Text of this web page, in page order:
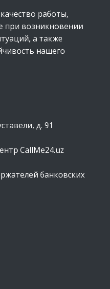
работы,
при возникновении
а также
нашего
д. 91
CallMe24.uz
банковских